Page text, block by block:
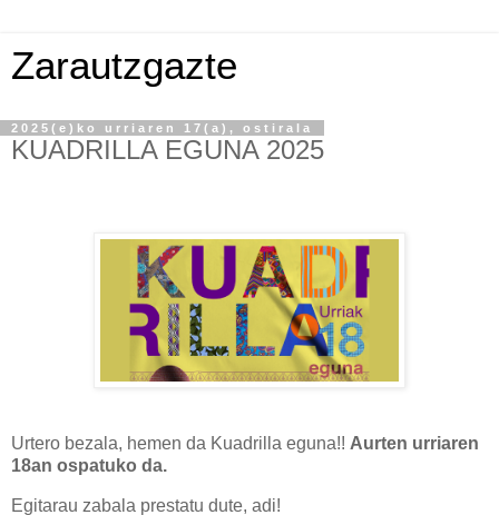
Zarautzgazte
2025(e)ko urriaren 17(a), ostirala
KUADRILLA EGUNA 2025
Urtero bezala, hemen da Kuadrilla eguna!! Aurten urriaren
18an ospatuko da.
Egitarau zabala prestatu dute, adi!